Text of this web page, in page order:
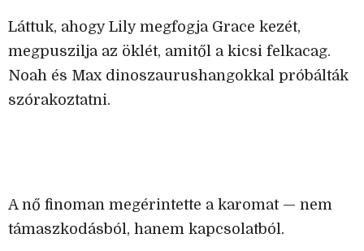
Láttuk, ahogy Lily megfogja Grace kezét,
megpuszilja az öklét, amitől a kicsi felkacag.
Noah és Max dinoszaurushangokkal próbálták
szórakoztatni.
A nő finoman megérintette a karomat — nem
támaszkodásból, hanem kapcsolatból.